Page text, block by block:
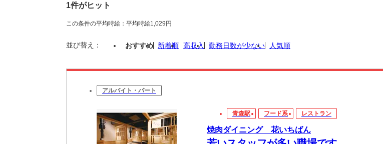
1件がヒット
この条件の平均時給：平均時給1,029円
並び替え： おすすめ 新着順 高収入 勤務日数が少ない 人気順
アルバイト・パート
青森駅 フード系 レストラン
焼肉ダイニング 花いちばん